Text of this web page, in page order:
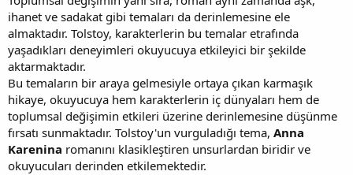
ihanet ve sadakat gibi temaları da derinlemesine ele
almaktadır. Tolstoy, karakterlerin bu temalar etrafında
yaşadıkları deneyimleri okuyucuya etkileyici bir şekilde
aktarmaktadır.
Bu temaların bir araya gelmesiyle ortaya çıkan karmaşık
hikaye, okuyucuya hem karakterlerin iç dünyaları hem de
toplumsal değişimin etkileri üzerine derinlemesine düşünme
fırsatı sunmaktadır. Tolstoy'un vurguladığı tema, Anna
Karenina romanını klasikleştiren unsurlardan biridir ve
okuyucuları derinden etkilemektedir.